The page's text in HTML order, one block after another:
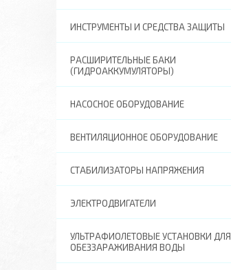
ИНСТРУМЕНТЫ И СРЕДСТВА ЗАЩИТЫ
РАСШИРИТЕЛЬНЫЕ БАКИ
(ГИДРОАККУМУЛЯТОРЫ)
НАСОСНОЕ ОБОРУДОВАНИЕ
ВЕНТИЛЯЦИОННОЕ ОБОРУДОВАНИЕ
СТАБИЛИЗАТОРЫ НАПРЯЖЕНИЯ
ЭЛЕКТРОДВИГАТЕЛИ
УЛЬТРАФИОЛЕТОВЫЕ УСТАНОВКИ ДЛЯ
ОБЕЗЗАРАЖИВАНИЯ ВОДЫ